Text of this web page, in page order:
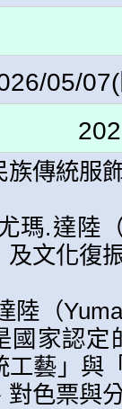
05/
族傳統服
瑪.達陸
及文化復
陸（
國家認定
工藝」
對色票與